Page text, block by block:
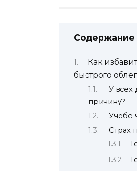
Содержание
Как
быстрого
У всех
причину?
Учебе
Страх